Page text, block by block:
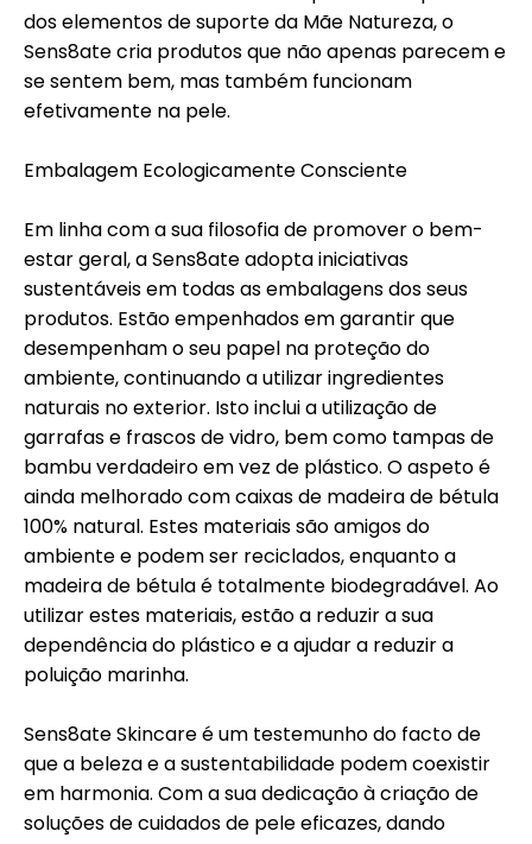
dos elementos de suporte da Mãe Natureza, o
Sens8ate cria produtos que não apenas parecem e
se sentem bem, mas também funcionam
efetivamente na pele.
Embalagem Ecologicamente Consciente
Em linha com a sua filosofia de promover o bem-
estar geral, a Sens8ate adopta iniciativas
sustentáveis em todas as embalagens dos seus
produtos. Estão empenhados em garantir que
desempenham o seu papel na proteção do
ambiente, continuando a utilizar ingredientes
naturais no exterior. Isto inclui a utilização de
garrafas e frascos de vidro, bem como tampas de
bambu verdadeiro em vez de plástico. O aspeto é
ainda melhorado com caixas de madeira de bétula
100% natural. Estes materiais são amigos do
ambiente e podem ser reciclados, enquanto a
madeira de bétula é totalmente biodegradável. Ao
utilizar estes materiais, estão a reduzir a sua
dependência do plástico e a ajudar a reduzir a
poluição marinha.
Sens8ate Skincare é um testemunho do facto de
que a beleza e a sustentabilidade podem coexistir
em harmonia. Com a sua dedicação à criação de
soluções de cuidados de pele eficazes, dando